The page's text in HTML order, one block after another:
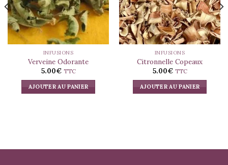
INFUSIONS
Verveine Odorante
5.00€ TTC
AJOUTER AU PANIER
INFUSIONS
Citronnelle Copeaux
5.00€ TTC
AJOUTER AU PANIER